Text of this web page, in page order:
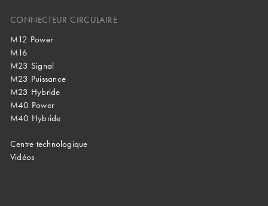
CONNECTEUR CIRCULAIRE
M12 Power
M16
M23 Signal
M23 Puissance
M23 Hybride
M40 Power
M40 Hybride
Centre technologique
Vidéos